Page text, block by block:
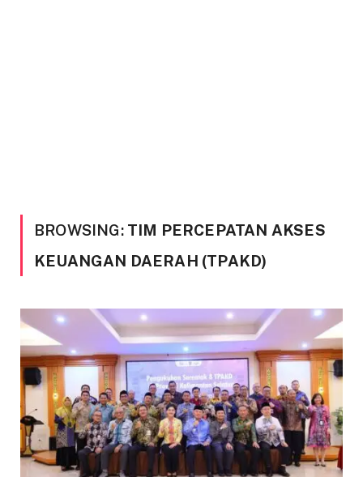
BROWSING: TIM PERCEPATAN AKSES
KEUANGAN DAERAH (TPAKD)